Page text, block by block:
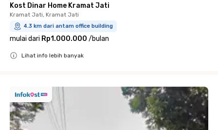
Kost Dinar Home Kramat Jati
Kramat Jati, Kramat Jati
4.3 km dari antam office building
mulai dari Rp1.000.000 /bulan
Lihat info lebih banyak